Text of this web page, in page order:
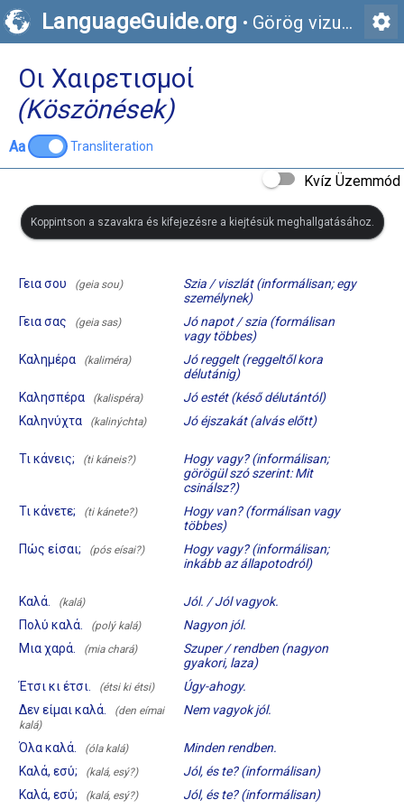
LanguageGuide.org • Görög vizuális szókincs settings
Οι Χαιρετισμοί
(Köszönések)
Kvíz Üzemmód
Aa Transliteration
Koppintson a szavakra és kifejezésre a kiejtésük meghallgatásához.
Γεια σου (geia sou)
Szia / viszlát (informálisan; egy
személynek)
Γεια σας
(geia sas)
Jó napot / szia (formálisan
vagy többes)
Καλημέρα
(kaliméra)
Jó reggelt (reggeltől kora
délutánig)
Καλησπέρα
(kalispéra)
Jó estét (késő délutántól)
Καληνύχτα
(kalinýchta) Jó éjszakát (alvás előtt)
Τι κάνεις; (ti káneis?)
Hogy vagy? (informálisan;
görögül szó szerint: Mit
csinálsz?)
Τι κάνετε;
(ti kánete?)
Hogy van? (formálisan vagy
többes)
Πώς είσαι;
(pós eísai?)
Hogy vagy? (informálisan;
inkább az állapotodról)
Καλά. (kalá)
Jól. / Jól vagyok.
Πολύ καλά.
(polý kalá)
Nagyon jól.
Μια χαρά.
(mia chará)
Szuper / rendben (nagyon
gyakori, laza)
Έτσι κι έτσι.
(étsi ki étsi)
Úgy-ahogy.
Δεν είμαι καλά.
(den eímai
kalá)
Nem vagyok jól.
Όλα καλά. (óla kalá)
Minden rendben.
Καλά, εσύ;
(kalá, esý?)
Jól, és te? (informálisan)
Καλά, εσύ;
(kalá, esý?) Jól, és te? (informálisan)